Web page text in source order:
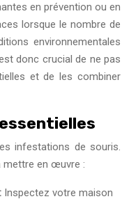
en prévention ou en
lorsque le nombre de
environnementales
donc crucial de ne pas
et de les combiner
infestations de souris.
mettre en œuvre :
Inspectez votre maison